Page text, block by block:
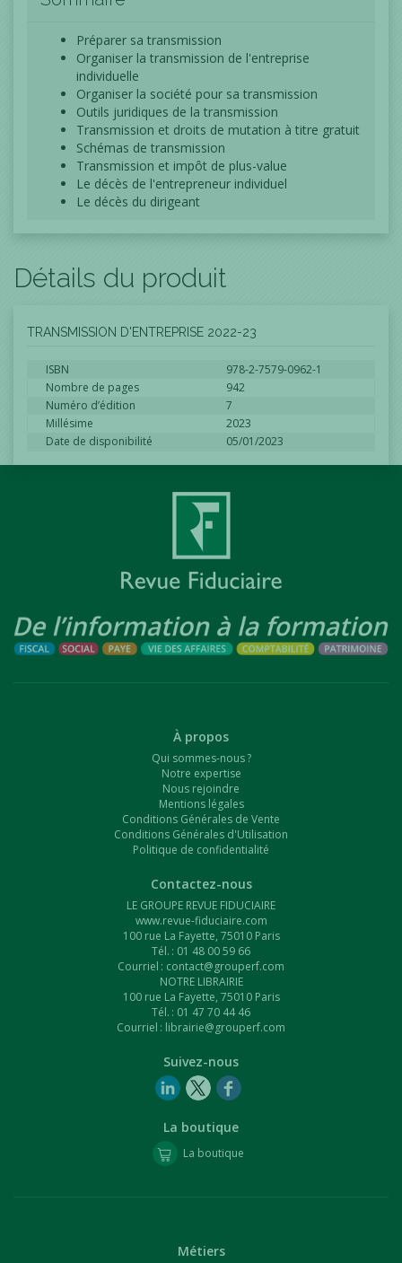
Préparer sa transmission
Organiser la transmission de l'entreprise
individuelle
Organiser la société pour sa transmission
Outils juridiques de la transmission
Transmission et droits de mutation à titre gratuit
Schémas de transmission
Transmission et impôt de plus-value
Le décès de l'entrepreneur individuel
Le décès du dirigeant
Détails du produit
TRANSMISSION D'ENTREPRISE 2022-23
ISBN
978-2-7579-0962-1
Nombre de pages
942
Numéro d’édition
7
Millésime
2023
Date de disponibilité
05/01/2023
À propos
Qui sommes-nous ?
Notre expertise
Nous rejoindre
Mentions légales
Conditions Générales de Vente
Conditions Générales d'Utilisation
Politique de confidentialité
Contactez-nous
LE GROUPE REVUE FIDUCIAIRE
www.revue-fiduciaire.com
100 rue La Fayette, 75010 Paris
Tél. : 01 48 00 59 66
Courriel : contact@grouperf.com
NOTRE LIBRAIRIE
100 rue La Fayette, 75010 Paris
Tél. : 01 47 70 44 46
Courriel : librairie@grouperf.com
Suivez-nous
La boutique
La boutique
Métiers